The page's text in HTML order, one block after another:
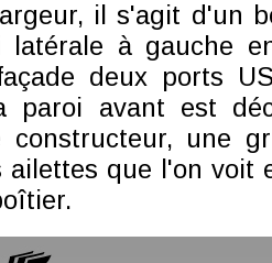
il s'agit d'un
latérale à gauche
deux ports
paroi avant est
constructeur, une
ailettes que l'on voit